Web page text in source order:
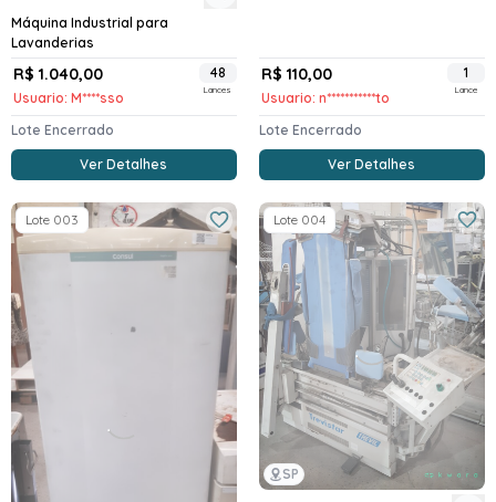
Máquina Industrial para
Lavanderias
R$ 1.040,00
Usuario: M****sso
48
Lances
Lote Encerrado
Ver Detalhes
R$ 110,00
Usuario: n***********to
1
Lance
Lote Encerrado
Ver Detalhes
Lote 003
SP
Lote 004